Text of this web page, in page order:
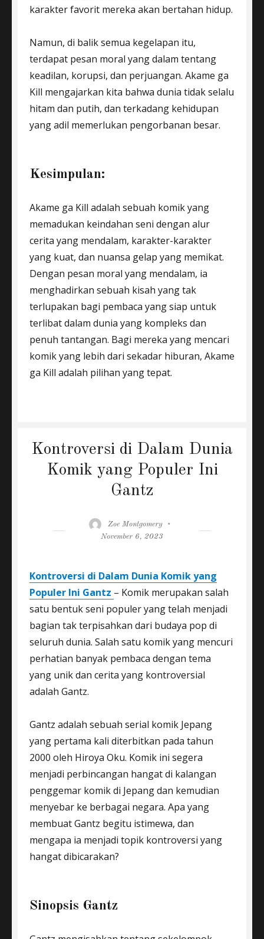
karakter favorit mereka akan bertahan hidup.
Namun, di balik semua kegelapan itu,
terdapat pesan moral yang dalam tentang
keadilan, korupsi, dan perjuangan. Akame ga
Kill mengajarkan kita bahwa dunia tidak selalu
hitam dan putih, dan terkadang kehidupan
yang adil memerlukan pengorbanan besar.
Kesimpulan:
Akame ga Kill adalah sebuah komik yang
memadukan keindahan seni dengan alur
cerita yang mendalam, karakter-karakter
yang kuat, dan nuansa gelap yang memikat.
Dengan pesan moral yang mendalam, ia
menghadirkan sebuah kisah yang tak
terlupakan bagi pembaca yang siap untuk
terlibat dalam dunia yang kompleks dan
penuh tantangan. Bagi mereka yang mencari
komik yang lebih dari sekadar hiburan, Akame
ga Kill adalah pilihan yang tepat.
Kontroversi di Dalam Dunia
Komik yang Populer Ini
Gantz
Author
Zoe Montgomery
November 6, 2023
Kontroversi di Dalam Dunia Komik yang
Populer Ini Gantz – Komik merupakan salah
satu bentuk seni populer yang telah menjadi
bagian tak terpisahkan dari budaya pop di
seluruh dunia. Salah satu komik yang mencuri
perhatian banyak pembaca dengan tema
yang unik dan cerita yang kontroversial
adalah Gantz.
Gantz adalah sebuah serial komik Jepang
yang pertama kali diterbitkan pada tahun
2000 oleh Hiroya Oku. Komik ini segera
menjadi perbincangan hangat di kalangan
penggemar komik di Jepang dan kemudian
menyebar ke berbagai negara. Apa yang
membuat Gantz begitu istimewa, dan
mengapa ia menjadi topik kontroversi yang
hangat dibicarakan?
Sinopsis Gantz